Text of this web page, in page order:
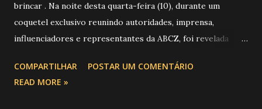
brincar . Na noite desta quarta-feira (10), durante um
coquetel exclusivo reunindo autoridades, imprensa,
influenciadores e representantes da ABCZ, foi revelada
festa : a chegada do Campeonato de Montarias em Touros
do Circuito Rancho Primavera (CRP) , a maior companhia de
COMPARTILHAR
POSTAR UM COMENTÁRIO
READ MORE »